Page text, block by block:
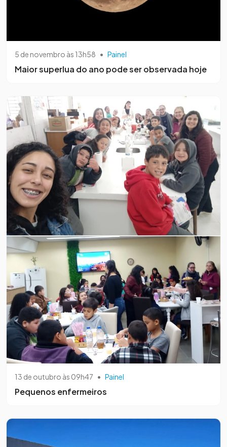
5 de novembro às 13h58 • Painel
Maior superlua do ano pode ser observada hoje
13 de outubro às 09h47 • Painel
Pequenos enfermeiros